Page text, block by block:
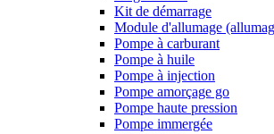
Kit de démarrage
Module d'allumage
Pompe à carburant
Pompe à huile
Pompe à injection
Pompe amorçage go
Pompe haute pression
Pompe immergée